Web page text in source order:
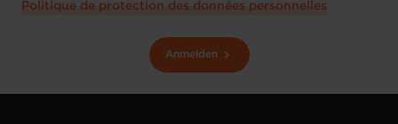
Politique de protection des données personnelles
Anmelden